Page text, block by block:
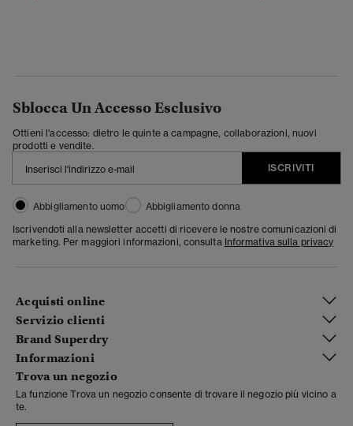
Sblocca Un Accesso Esclusivo
Ottieni l'accesso: dietro le quinte a campagne, collaborazioni, nuovi
prodotti e vendite.
ISCRIVITI
Abbigliamento uomo
Abbigliamento donna
Iscrivendoti alla newsletter accetti di ricevere le nostre comunicazioni di
marketing. Per maggiori informazioni, consulta Informativa sulla privacy
Acquisti online
Servizio clienti
Brand Superdry
Informazioni
Trova un negozio
La funzione Trova un negozio consente di trovare il negozio più vicino a
te.